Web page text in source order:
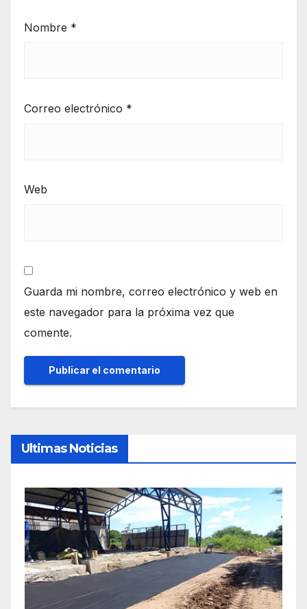
Nombre *
Correo electrónico *
Web
Guarda mi nombre, correo electrónico y web en
este navegador para la próxima vez que
comente.
Ultimas Noticias